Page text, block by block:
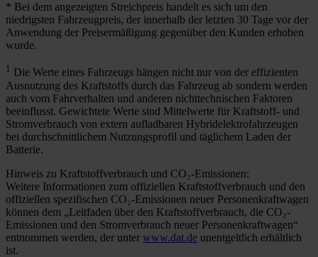
* Bei dem angezeigten Streichpreis handelt es sich um den
niedrigsten Fahrzeugpreis, der innerhalb der letzten 30 Tage vor der
Anwendung der Preisermäßigung gegenüber den Kunden erhoben
wurde.
1 Die Werte eines Fahrzeugs hängen nicht nur von der effizienten
Ausnutzung des Kraftstoffs durch das Fahrzeug ab sondern werden
auch vom Fahrverhalten und anderen nichttechnischen Faktoren
beeinflusst. Gewichtete Werte sind Mittelwerte für Kraftstoff- und
Stromverbrauch von extern aufladbaren Hybridelektrofahrzeugen
bei durchschnittlichem Nutzungsprofil und täglichem Laden der
Batterie.
Hinweis zu Kraftstoffverbrauch und CO₂-Emissionen:
Weitere Informationen zum offiziellen Kraftstoffverbrauch und den
offiziellen spezifischen CO₂-Emissionen neuer Personenkraftwagen
können dem „Leitfaden über den Kraftstoffverbrauch, die CO₂-
Emissionen und den Stromverbrauch neuer Personenkraftwagen“
entnommen werden, der unter www.dat.de unentgeltlich erhältlich
ist.